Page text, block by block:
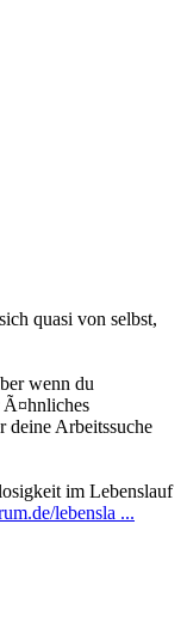
quasi von selbst,
wenn du
deine Arbeitssuche
im Lebenslauf
lebensla ...